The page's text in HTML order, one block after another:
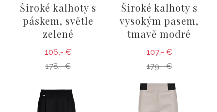
Široké kalhoty s
páskem, světle
zelené
106,- €
178,- €
Široké kalhoty s
vysokým pasem,
tmavě modré
107,- €
179,- €